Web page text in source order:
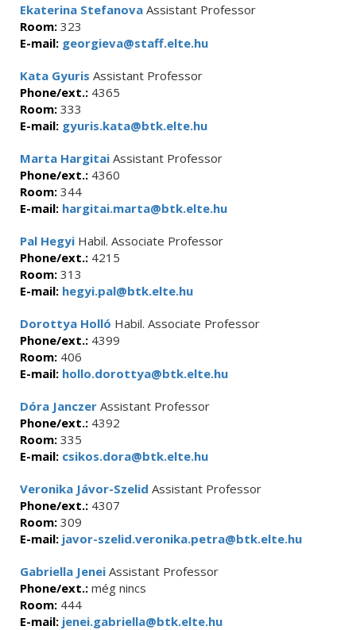
Ekaterina Stefanova Assistant Professor
Room: 323
E-mail: georgieva@staff.elte.hu
Kata Gyuris Assistant Professor
Phone/ext.: 4365
Room: 333
E-mail: gyuris.kata@btk.elte.hu
Marta Hargitai Assistant Professor
Phone/ext.: 4360
Room: 344
E-mail: hargitai.marta@btk.elte.hu
Pal Hegyi Habil. Associate Professor
Phone/ext.: 4215
Room: 313
E-mail: hegyi.pal@btk.elte.hu
Dorottya Holló Habil. Associate Professor
Phone/ext.: 4399
Room: 406
E-mail: hollo.dorottya@btk.elte.hu
Dóra Janczer Assistant Professor
Phone/ext.: 4392
Room: 335
E-mail: csikos.dora@btk.elte.hu
Veronika Jávor-Szelid Assistant Professor
Phone/ext.: 4307
Room: 309
E-mail: javor-szelid.veronika.petra@btk.elte.hu
Gabriella Jenei Assistant Professor
Phone/ext.: még nincs
Room: 444
E-mail: jenei.gabriella@btk.elte.hu